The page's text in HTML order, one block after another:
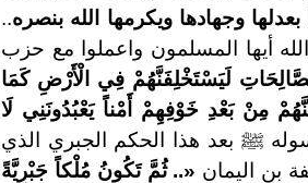
وجهادها ويكرمها الله بنصره..
الله أيها المسلمون واعملوا مع حزب
لَيَسْتَخْلِفَنَّهُمْ فِي الْأَرْضِ كَمَا
مِنْ بَعْدِ خَوْفِهِمْ أَمْناً يَعْبُدُونَنِي لَا
ﷺ بعد هذا الحكم الجبري الذي
بن اليمان «.. ثُمَّ تَكُونُ مُلْكاً جَبْرِيَّةً